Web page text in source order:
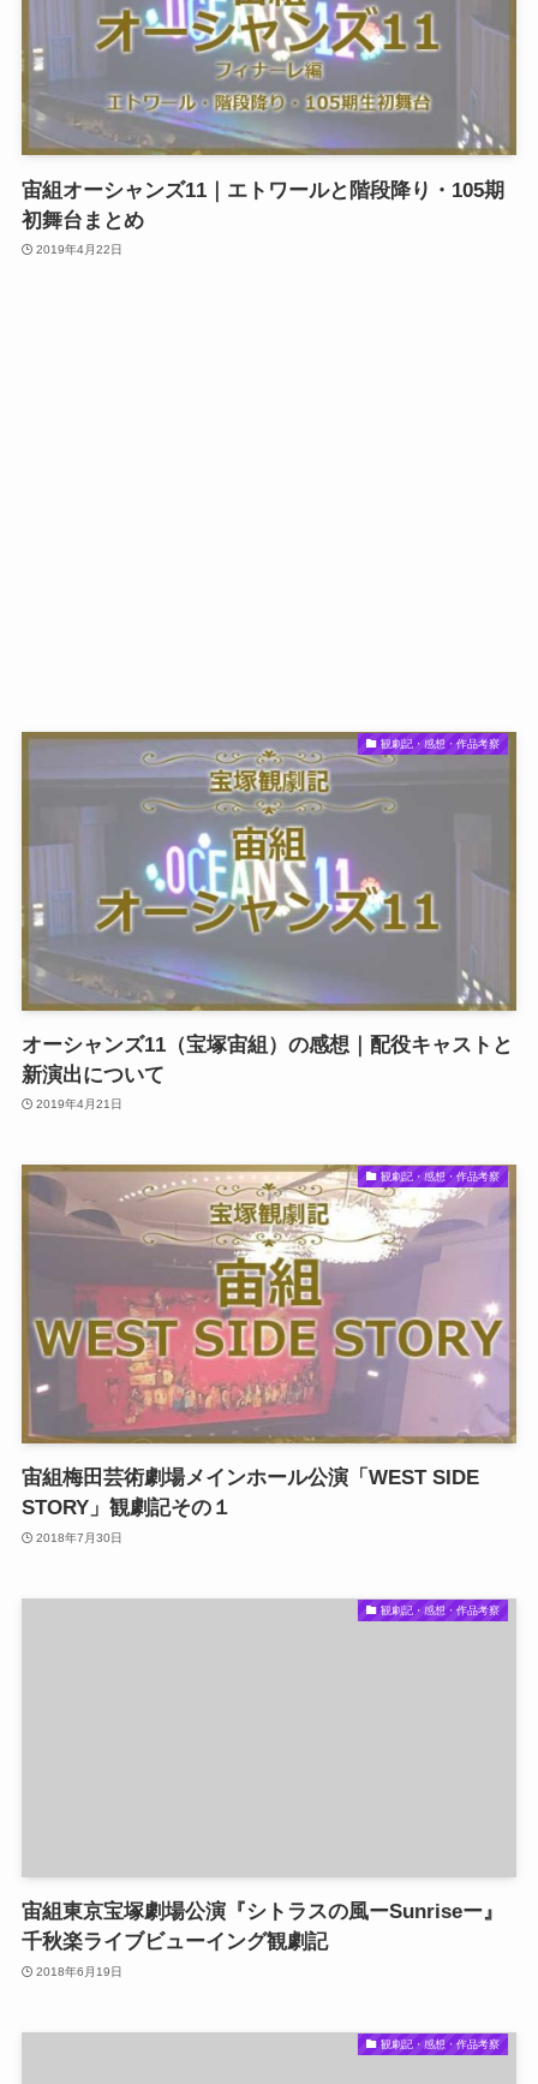
宙組オーシャンズ11｜エトワールと階段降り・105期
初舞台まとめ
2019年4月22日
観劇記・感想・作品考察
オーシャンズ11（宝塚宙組）の感想｜配役キャストと
新演出について
2019年4月21日
観劇記・感想・作品考察
宙組梅田芸術劇場メインホール公演「WEST SIDE
STORY」観劇記その１
2018年7月30日
観劇記・感想・作品考察
宙組東京宝塚劇場公演『シトラスの風ーSunriseー』
千秋楽ライブビューイング観劇記
2018年6月19日
観劇記・感想・作品考察